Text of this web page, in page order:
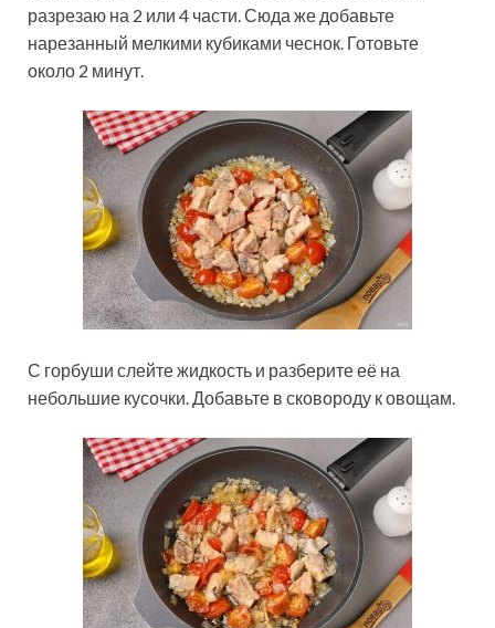
разрезаю на 2 или 4 части. Сюда же добавьте
нарезанный мелкими кубиками чеснок. Готовьте
около 2 минут.
С горбуши слейте жидкость и разберите её на
небольшие кусочки. Добавьте в сковороду к овощам.